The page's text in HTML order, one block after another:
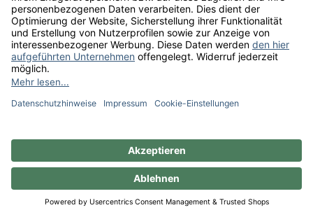
Weinkategorien
Internationaler Wein
* Alle Preise inkl. gesetzl. Mehrwertsteuer zzgl.
anders angegeben. Bioprodukte im Bio-Kontrollverfahren
** Kostenfreie Lieferung ab 75 € Bestellwert in DE. Werktags
versandfertig in 24h.